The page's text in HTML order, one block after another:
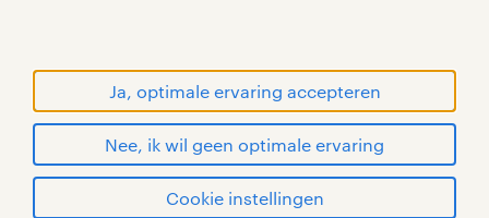
Ja, optimale ervaring accepteren
Nee, ik wil geen optimale ervaring
Cookie instellingen